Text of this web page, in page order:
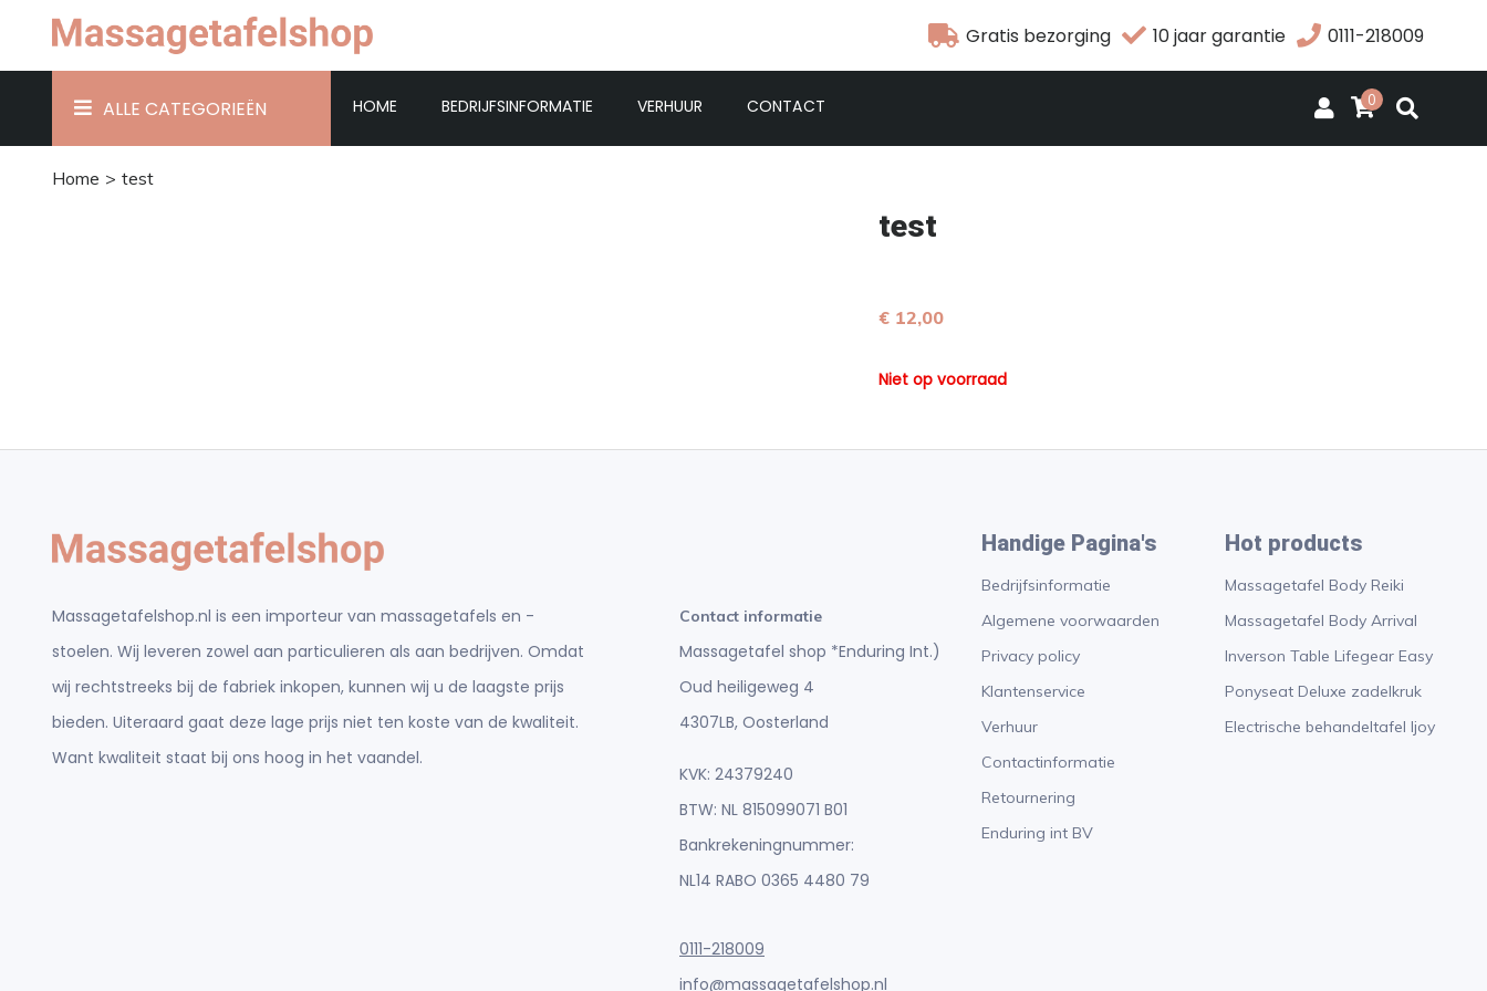
Gratis bezorging 10 jaar garantie 0111-218009
ALLE CATEGORIEËN HOME BEDRIJFSINFORMATIE VERHUUR CONTACT 0
Home test
test
€ 12,00
Niet op voorraad
Massagetafelshop.nl is een importeur van massagetafels en -
stoelen. Wij leveren zowel aan particulieren als aan bedrijven. Omdat
wij rechtstreeks bij de fabriek inkopen, kunnen wij u de laagste prijs
bieden. Uiteraard gaat deze lage prijs niet ten koste van de kwaliteit.
Want kwaliteit staat bij ons hoog in het vaandel.
Contact informatie
Massagetafel shop *Enduring Int.)
Oud heiligeweg 4
4307LB, Oosterland
KVK: 24379240
BTW: NL 815099071 B01
Bankrekeningnummer:
NL14 RABO 0365 4480 79
0111-218009
info@massagetafelshop.nl
Handige Pagina's
Bedrijfsinformatie
Algemene voorwaarden
Privacy policy
Klantenservice
Verhuur
Contactinformatie
Retournering
Enduring int BV
Hot products
Massagetafel Body Reiki
Massagetafel Body Arrival
Inverson Table Lifegear Easy
Ponyseat Deluxe zadelkruk
Electrische behandeltafel Ijoy